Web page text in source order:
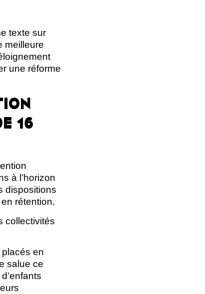
texte sur
meilleure
une réforme
16
à l’horizon
dispositions
rétention.
collectivités
en
salue ce